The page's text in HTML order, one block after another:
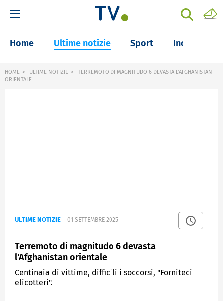
Home Ultime notizie Sport Inchieste
HOME ULTIME NOTIZIE
TERREMOTO DI MAGNITUDO 6 DEVASTA L'AFGHANISTAN
ORIENTALE
ULTIME NOTIZIE 01 SETTEMBRE 2025
Terremoto di magnitudo 6 devasta
l'Afghanistan orientale
Centinaia di vittime, difficili i soccorsi, "Forniteci
elicotteri".